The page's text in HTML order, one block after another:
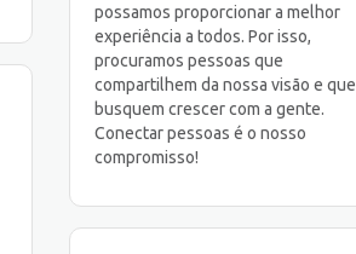
possamos proporcionar a melhor
experiência a todos. Por isso,
procuramos pessoas que
compartilhem da nossa visão e que
busquem crescer com a gente.
Conectar pessoas é o nosso
compromisso!